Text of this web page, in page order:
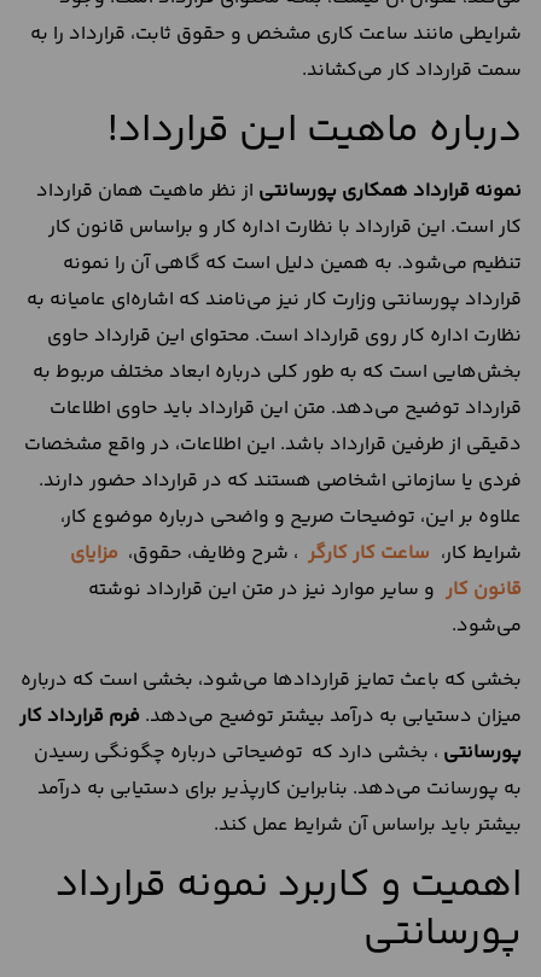
شرایطی مانند ساعت کاری مشخص و حقوق ثابت، قرارداد را به
سمت قرارداد کار می‌کشاند.
درباره ماهیت این قرارداد!
نمونه قرارداد همکاری پورسانتی از نظر ماهیت همان قرارداد
کار است. این قرارداد با نظارت اداره کار و براساس قانون کار
تنظیم می‌شود. به همین دلیل است که گاهی آن را نمونه
قرارداد پورسانتی وزارت کار نیز می‌نامند که اشاره‌ای عامیانه به
نظارت اداره کار روی قرارداد است. محتوای این قرارداد حاوی
بخش‌هایی است که به طور کلی درباره ابعاد مختلف مربوط به
قرارداد توضیح می‌دهد. متن این قرارداد باید حاوی اطلاعات
دقیقی از طرفین قرارداد باشد. این اطلاعات، در واقع مشخصات
فردی یا سازمانی اشخاصی هستند که در قرارداد حضور دارند.
علاوه بر این، توضیحات صریح و واضحی درباره موضوع کار،
شرایط کار، ساعت کار کارگر ، شرح وظایف، حقوق، مزایای
قانون کار و سایر موارد نیز در متن این قرارداد نوشته
می‌شود.
بخشی که باعث تمایز قراردادها می‌شود، بخشی است که درباره
میزان دستیابی به درآمد بیشتر توضیح می‌دهد. فرم قرارداد کار
پورسانتی ، بخشی دارد که توضیحاتی درباره چگونگی رسیدن
به پورسانت می‌دهد. بنابراین کارپذیر برای دستیابی به درآمد
بیشتر باید براساس آن شرایط عمل کند.
اهمیت و کاربرد نمونه قرارداد
پورسانتی